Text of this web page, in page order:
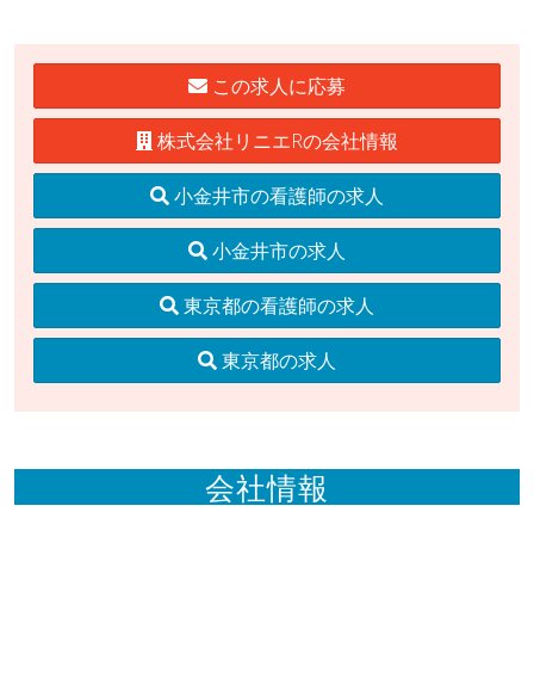
この求人に応募
株式会社リニエRの会社情報
小金井市の看護師の求人
小金井市の求人
東京都の看護師の求人
東京都の求人
会社情報